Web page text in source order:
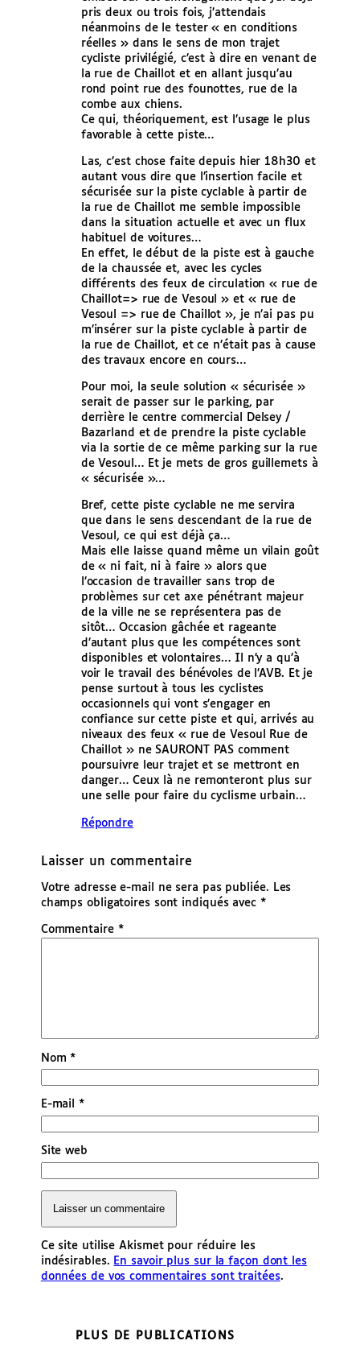
pris deux ou trois fois, j’attendais
néanmoins de le tester « en conditions
réelles » dans le sens de mon trajet
cycliste privilégié, c’est à dire en venant de
la rue de Chaillot et en allant jusqu’au
rond point rue des founottes, rue de la
combe aux chiens.
Ce qui, théoriquement, est l’usage le plus
favorable à cette piste…
Las, c’est chose faite depuis hier 18h30 et
autant vous dire que l’insertion facile et
sécurisée sur la piste cyclable à partir de
la rue de Chaillot me semble impossible
dans la situation actuelle et avec un flux
habituel de voitures…
En effet, le début de la piste est à gauche
de la chaussée et, avec les cycles
différents des feux de circulation « rue de
Chaillot=> rue de Vesoul » et « rue de
Vesoul => rue de Chaillot », je n’ai pas pu
m’insérer sur la piste cyclable à partir de
la rue de Chaillot, et ce n’était pas à cause
des travaux encore en cours…
Pour moi, la seule solution « sécurisée »
serait de passer sur le parking, par
derrière le centre commercial Delsey /
Bazarland et de prendre la piste cyclable
via la sortie de ce même parking sur la rue
de Vesoul… Et je mets de gros guillemets à
« sécurisée »…
Bref, cette piste cyclable ne me servira
que dans le sens descendant de la rue de
Vesoul, ce qui est déjà ça…
Mais elle laisse quand même un vilain goût
de « ni fait, ni à faire » alors que
l’occasion de travailler sans trop de
problèmes sur cet axe pénétrant majeur
de la ville ne se représentera pas de
sitôt… Occasion gâchée et rageante
d’autant plus que les compétences sont
disponibles et volontaires… Il n’y a qu’à
voir le travail des bénévoles de l’AVB. Et je
pense surtout à tous les cyclistes
occasionnels qui vont s’engager en
confiance sur cette piste et qui, arrivés au
niveaux des feux « rue de Vesoul Rue de
Chaillot » ne SAURONT PAS comment
poursuivre leur trajet et se mettront en
danger… Ceux là ne remonteront plus sur
une selle pour faire du cyclisme urbain…
Répondre
Laisser un commentaire
Votre adresse e-mail ne sera pas publiée.
Les
champs obligatoires sont indiqués avec *
Commentaire *
Nom*
E-mail*
Site web
Ce site utilise Akismet pour réduire les
indésirables. En savoir plus sur la façon dont les
données de vos commentaires sont traitées.
PLUS DE PUBLICATIONS